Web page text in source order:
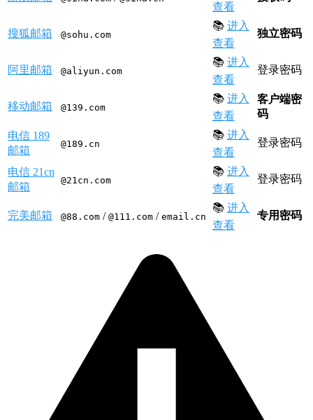
查看
搜狐邮箱 @sohu.com
📚 进入
查看
独立密码
阿里邮箱 @aliyun.com
📚 进入
查看
登录密码
移动邮箱 @139.com
📚 进入
查看
客户端密
码
电信 189
邮箱
@189.cn
📚 进入
查看
登录密码
电信 21cn
邮箱
@21cn.com
📚 进入
查看
登录密码
完美邮箱 @88.com / @111.com / email.cn
📚 进入
查看
专用密码